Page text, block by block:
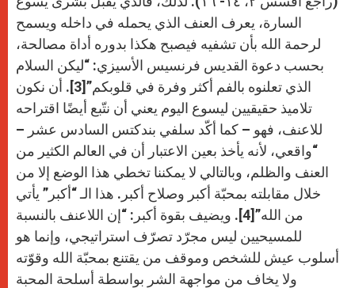
السارة، يعرف العنف الذي يحمله في داخله ويسمح
لرحمة الله بأن تشفيه فيصبح هكذا بدوره أداة مصالحة،
بحسب دعوة القديس فرنسيس الأسيزي: “ليكن السلام
الذي تعلنوه بالفم أكثر وفرة في قلوبكم”[3]. أن نكون
تلاميذ حقيقيين ليسوع اليوم يعني أن نتّبع أيضًا اقتراحه
للاعنف، فهو – كما أكّد سلفي بندكتس السادس عشر –
“واقعي، لأنه يأخذ بعين الاعتبار أن في العالم الكثير من
العنف والظلم، وبالتالي لا يمكننا تخطي هذا الوضع إلا من
خلال مقابلته بمحبّة أكبر وصلاح أكبر. هذا الـ “أكبر” يأتي
من الله”[4]. ويضيف بقوة أكبر: “إن اللاعنف بالنسبة
للمسيحيين ليس مجرّد تصرّف استراتيجي، وإنما هو
أسلوب عيش للشخص وموقف من يقتنع بمحبّة الله وقوّته
ولا يخاف من مواجهة الشر بواسطة أسلحة المحبة